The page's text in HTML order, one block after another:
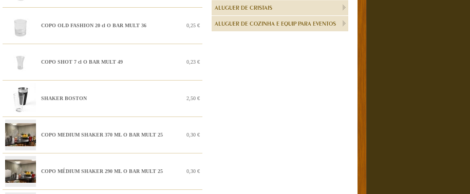
COPO OLD FASHION 20 cl O BAR MULT 36 0,25 €
COPO SHOT 7 cl O BAR MULT 49 0,23 €
SHAKER BOSTON 2,50 €
COPO MEDIUM SHAKER 370 ML O BAR MULT 25 0,30 €
COPO MÉDIUM SHAKER 290 ML O BAR MULT 25 0,30 €
ALUGUER DE CRISTAIS
ALUGUER DE COZINHA E EQUIP PARA EVENTOS